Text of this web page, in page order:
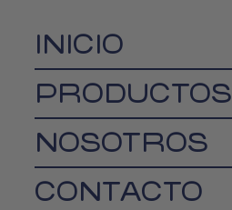
INICIO
PRODUCTOS
NOSOTROS
CONTACTO